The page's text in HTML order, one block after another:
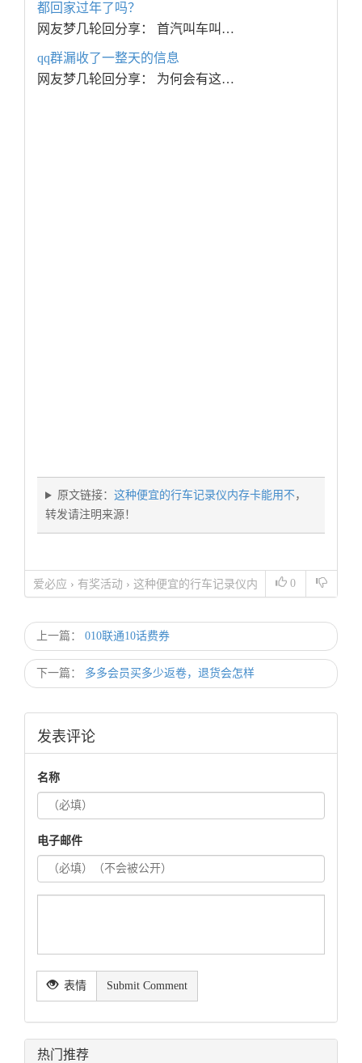
都回家过年了吗？
网友梦几轮回分享： 首汽叫车叫…
qq群漏收了一整天的信息
网友梦几轮回分享： 为何会有这…
原文链接： 这种便宜的行车记录仪内存卡能用不，
转发请注明来源！
0
爱必应 › 有奖活动 › 这种便宜的行车记录仪内
上一篇： 010联通10话费券
下一篇： 多多会员买多少返卷，退货会怎样
发表评论
名称
电子邮件
表情 Submit Comment
热门推荐